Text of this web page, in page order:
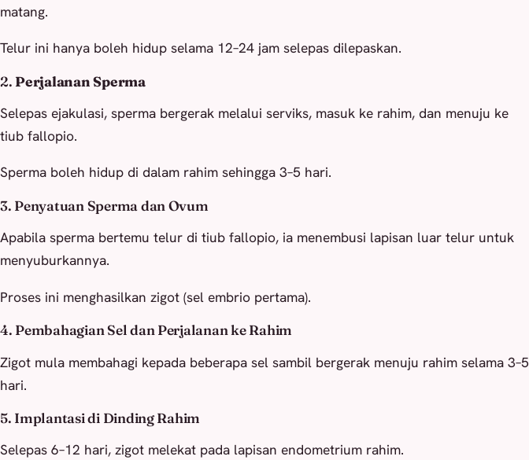
matang.
Telur ini hanya boleh hidup selama 12–24 jam selepas dilepaskan.
2. Perjalanan Sperma
Selepas ejakulasi, sperma bergerak melalui serviks, masuk ke rahim, dan menuju ke
tiub fallopio.
Sperma boleh hidup di dalam rahim sehingga 3–5 hari.
3. Penyatuan Sperma dan Ovum
Apabila sperma bertemu telur di tiub fallopio, ia menembusi lapisan luar telur untuk
menyuburkannya.
Proses ini menghasilkan zigot (sel embrio pertama).
4. Pembahagian Sel dan Perjalanan ke Rahim
Zigot mula membahagi kepada beberapa sel sambil bergerak menuju rahim selama 3–5
hari.
5. Implantasi di Dinding Rahim
Selepas 6–12 hari, zigot melekat pada lapisan endometrium rahim.